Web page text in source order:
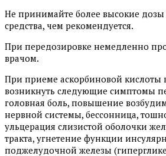
Не принимайте более высокие дозы
средства, чем рекомендуется.
При передозировке немедленно
врачом.
При приеме аскорбиновой кислоты
возникнуть следующие симптомы
головная боль, повышение
нервной системы, бессонница,
ульцерация слизистой оболочки
тракта, угнетение функции
поджелудочной железы